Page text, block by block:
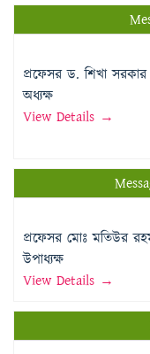
প্রফেসর ড. শিখা সরকার
অধ্যক্ষ
View Details →
প্রফেসর মোঃ মতিউর
উপাধ্যক্ষ
View Details →